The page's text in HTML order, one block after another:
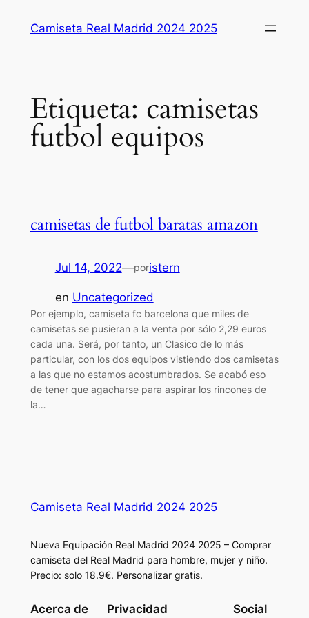
Camiseta Real Madrid 2024 2025
Etiqueta: camisetas
futbol equipos
camisetas de futbol baratas amazon
Jul 14, 2022—poristern
en Uncategorized
Por ejemplo, camiseta fc barcelona que miles de
camisetas se pusieran a la venta por sólo 2,29 euros
cada una. Será, por tanto, un Clasico de lo más
particular, con los dos equipos vistiendo dos camisetas
a las que no estamos acostumbrados. Se acabó eso
de tener que agacharse para aspirar los rincones de
la…
Camiseta Real Madrid 2024 2025
Nueva Equipación Real Madrid 2024 2025 – Comprar
camiseta del Real Madrid para hombre, mujer y niño.
Precio: solo 18.9€. Personalizar gratis.
Acerca de Privacidad Social